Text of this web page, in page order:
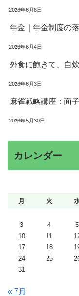
2026年6月8日
年金｜年金制度の
2026年6月4日
外食に飽きて、自
2026年6月3日
麻雀戦略講座：面
2026年5月30日
カレンダー
月 火
3
4 5
10
11
17
18
24
25
31
« 7月